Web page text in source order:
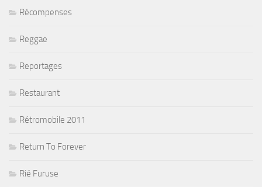
Récompenses
Reggae
Reportages
Restaurant
Rétromobile 2011
Return To Forever
Rié Furuse